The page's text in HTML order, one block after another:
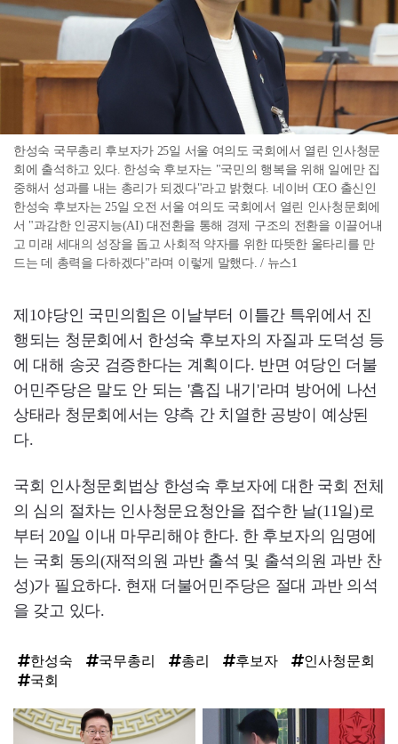
한성숙 국무총리 후보자가 25일 서울 여의도 국회에서 열린 인사청문
회에 출석하고 있다. 한성숙 후보자는 "국민의 행복을 위해 일에만 집
중해서 성과를 내는 총리가 되겠다"라고 밝혔다. 네이버 CEO 출신인
한성숙 후보자는 25일 오전 서울 여의도 국회에서 열린 인사청문회에
서 "과감한 인공지능(AI) 대전환을 통해 경제 구조의 전환을 이끌어내
고 미래 세대의 성장을 돕고 사회적 약자를 위한 따뜻한 울타리를 만
드는 데 총력을 다하겠다"라며 이렇게 말했다. / 뉴스1
제1야당인 국민의힘은 이날부터 이틀간 특위에서 진
행되는 청문회에서 한성숙 후보자의 자질과 도덕성 등
에 대해 송곳 검증한다는 계획이다. 반면 여당인 더불
어민주당은 말도 안 되는 '흠집 내기'라며 방어에 나선
상태라 청문회에서는 양측 간 치열한 공방이 예상된
다.
국회 인사청문회법상 한성숙 후보자에 대한 국회 전체
의 심의 절차는 인사청문요청안을 접수한 날(11일)로
부터 20일 이내 마무리해야 한다. 한 후보자의 임명에
는 국회 동의(재적의원 과반 출석 및 출석의원 과반 찬
성)가 필요하다. 현재 더불어민주당은 절대 과반 의석
을 갖고 있다.
한성숙 국무총리 총리 후보자
인사청문회
국회
탑
라